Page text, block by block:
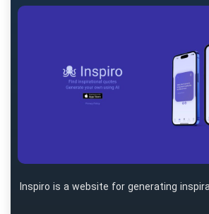
Inspiro is a website for generating